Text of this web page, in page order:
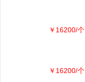
￥16200/个
￥16200/个